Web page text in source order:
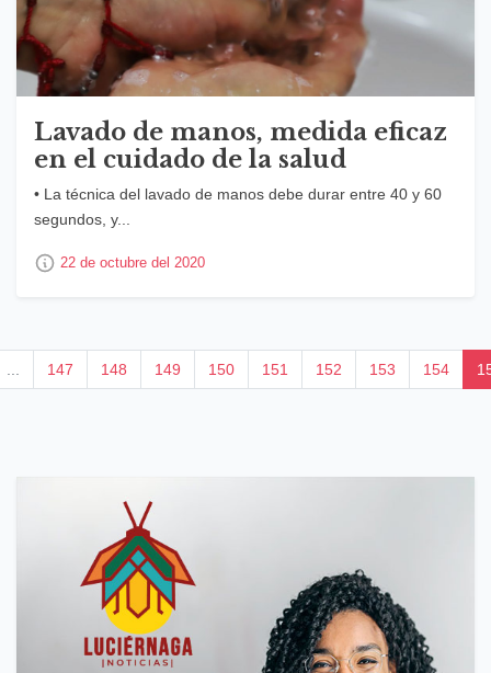
Lavado de manos, medida eficaz
en el cuidado de la salud
• La técnica del lavado de manos debe durar entre 40 y 60
segundos, y...
22 de octubre del 2020
... 147 148 149 150 151 152 153 154